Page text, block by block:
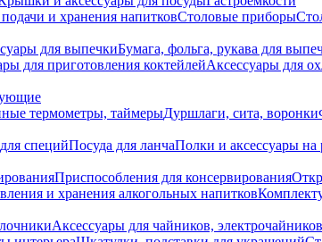
и хранения напитковСтоловые приборы
для выпечкиБумага, фольга, рукава для
для приготовления коктейлейАксессуары для
термометры, таймерыДуршлаги, сита, воронки
специйПосуда для ланчаПолки и аксессуары на
Приспособления для консервирования
и хранения алкогольных напитков
Аксессуары для чайников, электрочайников